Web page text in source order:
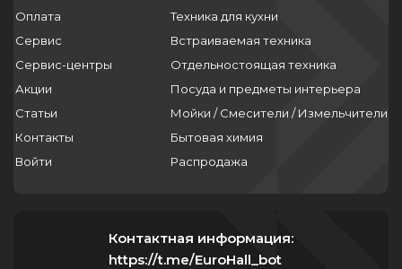
Оплата
Сервис
Сервис-центры
Акции
Статьи
Контакты
Войти
Техника для кухни
Встраиваемая техника
Отдельностоящая техника
Посуда и предметы интерьера
Мойки / Смесители / Измельчители
Бытовая химия
Распродажа
Контактная информация:
https://t.me/EuroHall_bot